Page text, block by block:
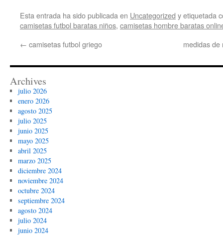
Esta entrada ha sido publicada en Uncategorized y etiquetada
camisetas futbol baratas niños, camisetas hombre baratas
← camisetas futbol griego medidas
Archives
julio 2026
enero 2026
agosto 2025
julio 2025
junio 2025
mayo 2025
abril 2025
marzo 2025
diciembre 2024
noviembre 2024
octubre 2024
septiembre 2024
agosto 2024
julio 2024
junio 2024